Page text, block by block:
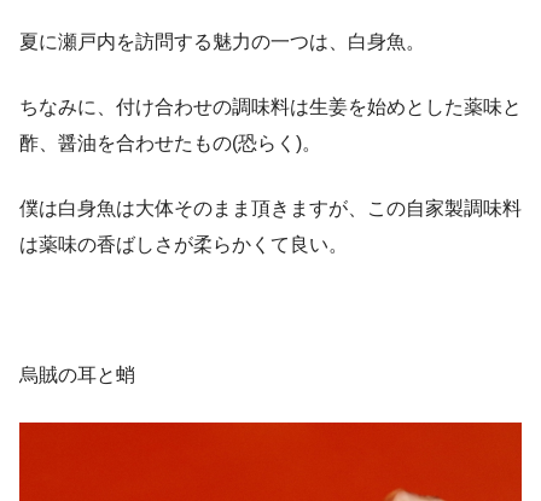
夏に瀬戸内を訪問する魅力の一つは、白身魚。
ちなみに、付け合わせの調味料は生姜を始めとした薬味と
酢、醤油を合わせたもの(恐らく)。
僕は白身魚は大体そのまま頂きますが、この自家製調味料
は薬味の香ばしさが柔らかくて良い。
烏賊の耳と蛸